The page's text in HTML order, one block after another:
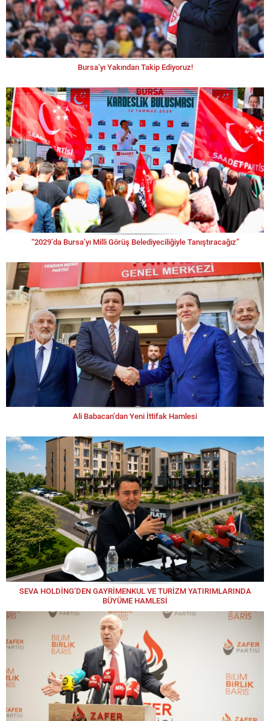
Bursa’yı Yakından Takip Ediyoruz!
“2029’da Bursa’yı Milli Görüş Belediyeciliğiyle Tanıştıracağız”
Ali Babacan’dan Yeni İttifak Hamlesi
SEVA HOLDİNG’DEN GAYRİMENKUL VE TURİZM YATIRIMLARINDA
BÜYÜME HAMLESİ